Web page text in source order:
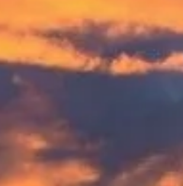
Åbningstider Hvad skal man se Nyttig